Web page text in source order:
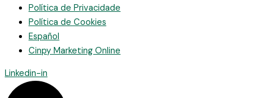
Política de Privacidade
Política de Cookies
Español
Cinpy Marketing Online
Linkedin-in